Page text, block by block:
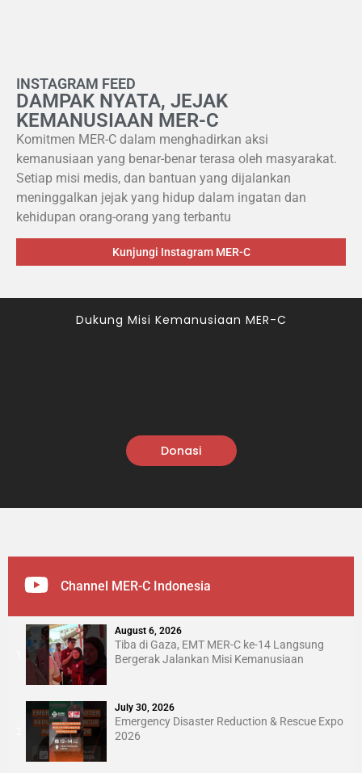
INSTAGRAM FEED
DAMPAK NYATA, JEJAK
KEMANUSIAAN MER-C
Komitmen MER-C dalam menghadirkan aksi
kemanusiaan yang benar-benar terasa oleh masyarakat.
Setiap misi medis, dan bantuan yang dijalankan
meninggalkan jejak yang hidup dalam ingatan dan
kehidupan orang-orang yang terbantu
Kunjungi Instagram MER-C
Dukung Misi Kemanusiaan MER-C
Donasi
Channel MER-C Indonesia
August 6, 2026
Tiba di Gaza, EMT MER-C ke-14 Langsung
Bergerak Jalankan Misi Kemanusiaan
July 30, 2026
Emergency Disaster Reduction & Rescue Expo
2026